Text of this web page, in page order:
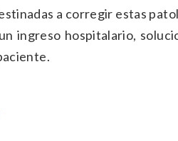
a corregir estas
ingreso hospitalario,